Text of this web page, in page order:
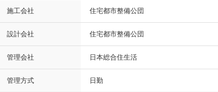
施工会社 住宅都市整備公団
設計会社 住宅都市整備公団
管理会社 日本総合住生活
管理方式 日勤